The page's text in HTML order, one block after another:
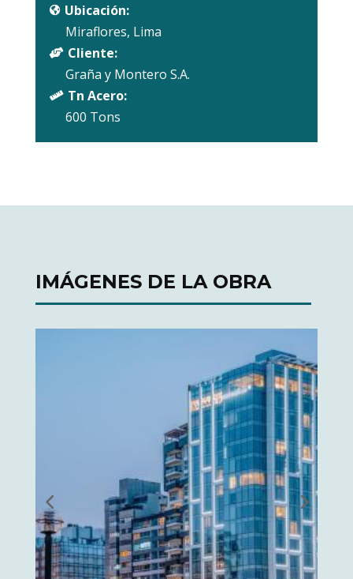
 Ubicación:
Miraflores, Lima
 Cliente:
Graña y Montero S.A.
 Tn Acero:
600 Tons
IMÁGENES DE LA OBRA